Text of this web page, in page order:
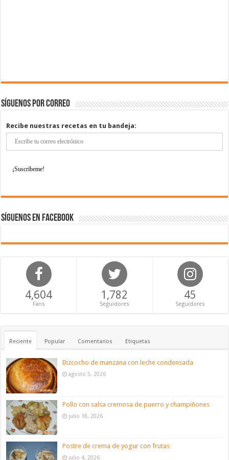
Síguenos por correo
Recibe nuestras recetas en tu bandeja:
Síguenos en Facebook
4,604
Fans
1,782
Seguidores
45
Seguidores
Reciente Popular Comentarios Etiquetas
Bizcocho de manzana con leche condensada
agosto 5, 2026
Pollo con salsa cremosa de puerro y champiñones
julio 18, 2026
Postre de crema de yogur con frutas
julio 4, 2026